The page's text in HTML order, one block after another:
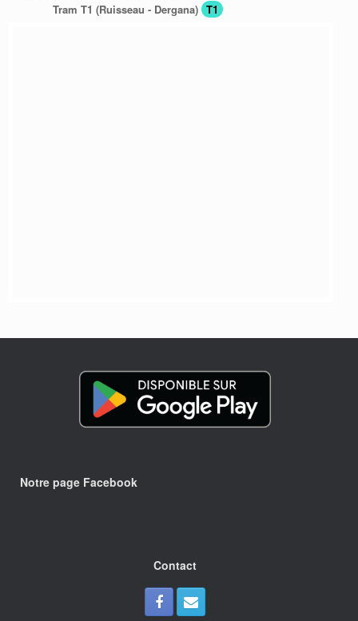
Tram T1 (Ruisseau - Dergana) T1
Notre page Facebook
Contact